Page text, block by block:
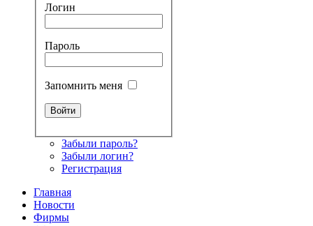
Логин
Пароль
Запомнить меня
Забыли пароль?
Забыли логин?
Регистрация
Главная
Новости
Фирмы